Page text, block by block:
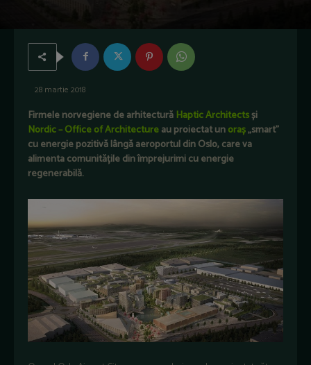
28 martie 2018
Firmele norvegiene de arhitectură Haptic Architectsși
Nordic – Office of Architectureau proiectat unoraș„smart”
cu energie pozitivă lângă aeroportul din Oslo, care va
alimenta comunitățile din împrejurimi cu energie
regenerabilă.